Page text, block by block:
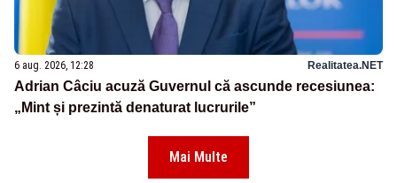
6 aug. 2026, 12:28 Realitatea.NET
Adrian Câciu acuză Guvernul că ascunde recesiunea:
„Mint și prezintă denaturat lucrurile”
Mai Multe